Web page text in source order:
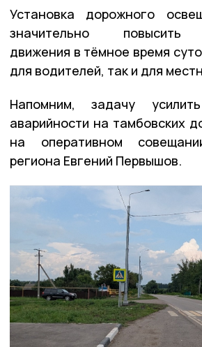
Установка дорожного
значительно повысить
движения в тёмное время
для водителей, так и для
Напомним, задачу
аварийности на тамбовских
на оперативном
региона Евгений Первышов.